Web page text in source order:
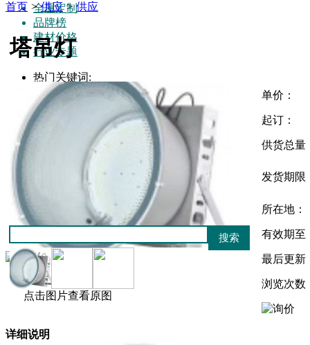
全屋定制
品牌榜
建材价格
行业专题
热门关键词:
门窗
地板
家具
建筑材料
首页 > 供应 > 供应
塔吊灯
点击图片查看原图
单价：
起订：
供货总量
发货期限
所在地：
有效期至
最后更新
浏览次数
详细说明